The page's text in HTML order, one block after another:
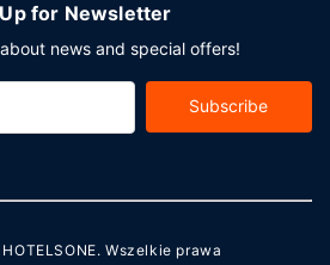
for Newsletter
news and special offers!
Subscribe
HOTELSONE. Wszelkie prawa